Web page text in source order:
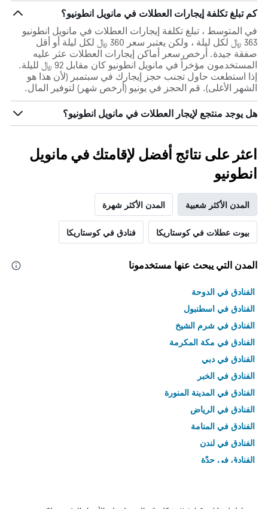
كم تبلغ تكلفة إيجارات العطلات في مانويل انطونيو؟
في المتوسط ، تبلغ تكلفة إيجارات العطلات في مانويل انطونيو
363 ﷼ لكل ليلة ، ولكن يعتبر سعر 360 ﷼ لكل ليلة أو أقل
صفقة جيدة. أرخص سعر أماكن إيجارات العطلات عثر عليه
المستخدمون مؤخراً في مانويل انطونيو كان مقابل 92 ﷼ لليلة.
إذا استطعت حاول تجنب حجز إيجارك في سبتمبر (لأن هذا هو
الشهر الأغلى). قم الحجز في يونيو (أرخص شهر) لتوفير المال.
هل يوجد منتجع لإيجار العطلات في مانويل انطونيو؟
اعثر على نتائج أفضل لإقامتك في مانويل
انطونيو
المدن الأكثر شعبية المدن الأكثر شهرة
بيوت عطلات في كوستاريكا فنادق في كوستاريكا
المدن التي يبحث عنها مستخدمونا
الفنادق في الدوحة
الفنادق في اسطنبول
الفنادق في شرم الشيخ
الفنادق في مكة المكرمة
الفنادق في دبي
الفنادق في الخبر
الفنادق في المدينة المنورة
الفنادق في الرياض
الفنادق في المنامة
الفنادق في لندن
الفنادق في جدّة